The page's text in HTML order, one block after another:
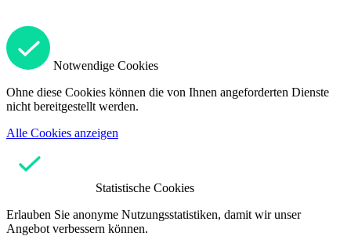
Notwendige Cookies
Ohne diese Cookies können die von Ihnen angeforderten Dienste
nicht bereitgestellt werden.
Alle Cookies anzeigen
Statistische Cookies
Erlauben Sie anonyme Nutzungsstatistiken, damit wir unser
Angebot verbessern können.